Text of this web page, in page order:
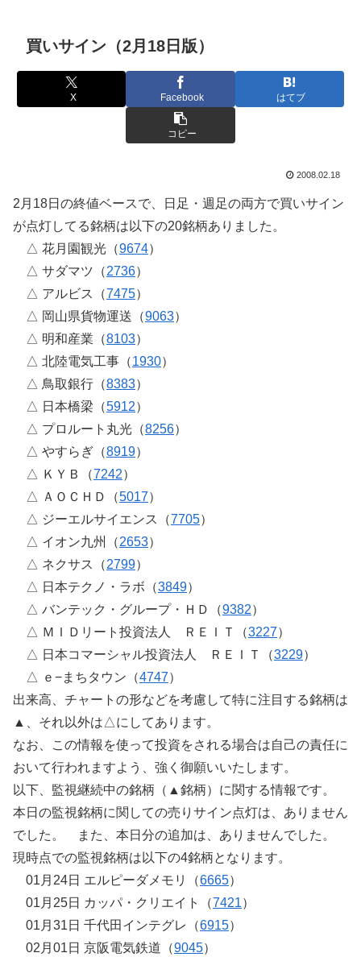
買いサイン（2月18日版）
X Facebook はてブ
コピー
2008.02.18
2月18日の終値ベースで、日足・週足の両方で買いサイン
が点灯してる銘柄は以下の20銘柄ありました。
△ 花月園観光（9674）
△ サダマツ（2736）
△ アルビス（7475）
△ 岡山県貨物運送（9063）
△ 明和産業（8103）
△ 北陸電気工事（1930）
△ 鳥取銀行（8383）
△ 日本橋梁（5912）
△ プロルート丸光（8256）
△ やすらぎ（8919）
△ ＫＹＢ（7242）
△ ＡＯＣＨＤ（5017）
△ ジーエルサイエンス（7705）
△ イオン九州（2653）
△ ネクサス（2799）
△ 日本テクノ・ラボ（3849）
△ バンテック・グループ・ＨＤ（9382）
△ ＭＩＤリート投資法人 ＲＥＩＴ（3227）
△ 日本コマーシャル投資法人 ＲＥＩＴ（3229）
△ ｅ−まちタウン（4747）
出来高、チャートの形などを考慮して特に注目する銘柄は
▲、それ以外は△にしてあります。
なお、この情報を使って投資をされる場合は自己の責任に
おいて行われますよう、強く御願いいたします。
以下、監視継続中の銘柄（▲銘柄）に関する情報です。
本日の監視銘柄に関しての売りサイン点灯は、ありません
でした。 また、本日分の追加は、ありませんでした。
現時点での監視銘柄は以下の4銘柄となります。
01月24日 エルピーダメモリ（6665）
01月25日 カッパ・クリエイト（7421）
01月31日 千代田インテグレ（6915）
02月01日 京阪電気鉄道（9045）